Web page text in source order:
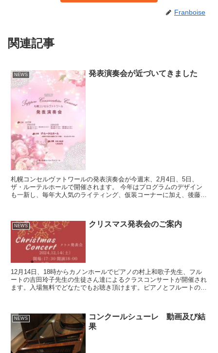
Franboise
関連記事
NEWS 発表演奏会が近づいてきました
札幌コンセルヴァトワールの発表演奏会が今週末、2月4日、5日、
ザ・ルーテルホールで開催されます。 今年はプログラムのデザイン
も一新し、毎年大人気のライティング、仮装コーナーに加え、後藤絵
NEWS クリスマス発表会のご案内
12月14日、18時からカノンホールでピアノの村上和歌子先生、フル
ートの吉田玲子先生の生徒さん達によるクラスコンサートが開催され
ます。入場無料でどなたでもお聴き頂けます。ピアノとフルートの素
NEWS
コンクールシューレ 動画及び結
果